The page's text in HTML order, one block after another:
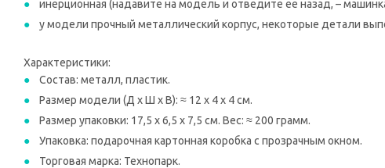
инерционная (надавите на модель и отведите ее назад, –
у модели прочный металлический корпус, некоторые детали
Характеристики:
Состав: металл, пластик.
Размер модели (Д х Ш х В): ≈ 12 х 4 х 4 см.
Размер упаковки: 17,5 x 6,5 x 7,5 см. Вес: ≈ 200 грамм.
Упаковка: подарочная картонная коробка с прозрачным окном.
Торговая марка: Технопарк.